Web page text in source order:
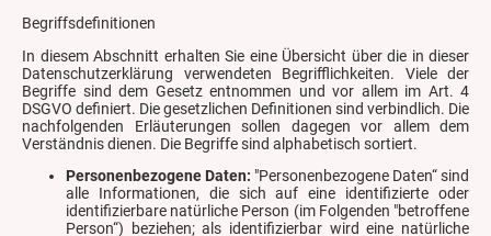
Begriffsdefinitionen
In diesem Abschnitt erhalten Sie eine Übersicht über die in dieser
Datenschutzerklärung verwendeten Begrifflichkeiten. Viele der
Begriffe sind dem Gesetz entnommen und vor allem im Art. 4
DSGVO definiert. Die gesetzlichen Definitionen sind verbindlich. Die
nachfolgenden Erläuterungen sollen dagegen vor allem dem
Verständnis dienen. Die Begriffe sind alphabetisch sortiert.
Personenbezogene Daten: "Personenbezogene Daten“ sind
alle Informationen, die sich auf eine identifizierte oder
identifizierbare natürliche Person (im Folgenden "betroffene
Person“) beziehen; als identifizierbar wird eine natürliche